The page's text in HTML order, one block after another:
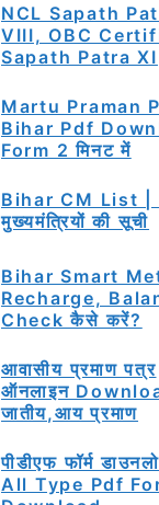
NCL Sapath
VIII, OBC
Sapath Patra XI
Martu Praman
Bihar Pdf
Form 2 मिनट में
Bihar CM List |
मुख्यमंत्रियों की सूची
Bihar Smart
Recharge,
Check कैसे करें?
आवासीय प्रमाण पत्र
ऑनलाइन
जातीय,आय प्रमाण
पीडीएफ फॉर्म
All Type Pdf